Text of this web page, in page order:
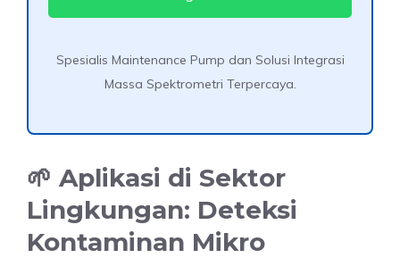
Spesialis Maintenance Pump dan Solusi Integrasi
Massa Spektrometri Terpercaya.
🌱 Aplikasi di Sektor
Lingkungan: Deteksi
Kontaminan Mikro